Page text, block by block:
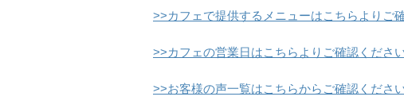
>>カフェで提供するメニューはこちらよりご
>>カフェの営業日はこちらよりご確認ください
>>お客様の声一覧はこちらからご確認ください